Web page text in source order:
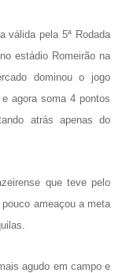
válida pela 5ª Rodada
estádio Romeirão na
dominou o jogo
agora soma 4 pontos
atrás apenas do
que teve pelo
ameaçou a meta
agudo em campo e